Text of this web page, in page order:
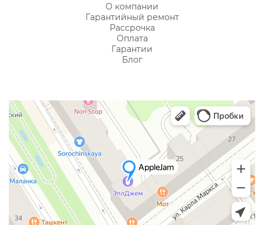
О компании
Гарантийный ремонт
Рассрочка
Оплата
Гарантии
Блог